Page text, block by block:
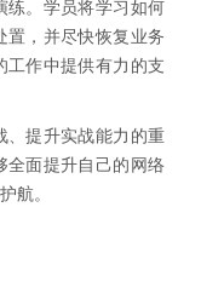
练。学员将学习如何
置，并尽快恢复业务
工作中提供有力的支
、提升实战能力的重
全面提升自己的网络
航。